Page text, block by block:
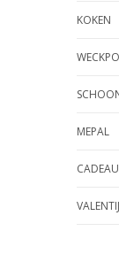
KOKEN
MEPAL